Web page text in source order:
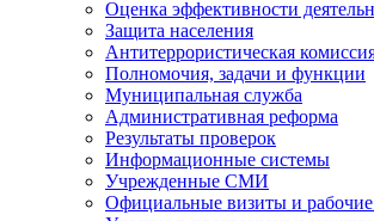
Оценка эффективности
Защита населения
Антитеррористическая
Полномочия, задачи и функции
Муниципальная служба
Административная реформа
Результаты проверок
Информационные системы
Учрежденные СМИ
Официальные визиты и рабочие